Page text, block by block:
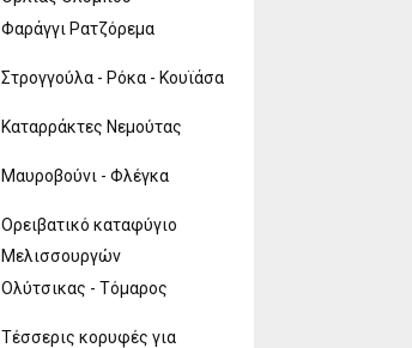
Φαράγγι Ρατζόρεμα
Στρογγούλα - Ρόκα - Κουϊάσα
Καταρράκτες Νεμούτας
Μαυροβούνι - Φλέγκα
Ορειβατικό καταφύγιο
Μελισσουργών
Ολύτσικας - Τόμαρος
Τέσσερις κορυφές για